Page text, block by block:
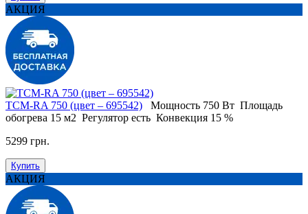
АКЦИЯ
ТСМ-RA 750 (цвет – 695542) Мощность 750 Вт Площадь
обогрева 15 м2 Регулятор есть Конвекция 15 %
5299 грн.
Купить
АКЦИЯ